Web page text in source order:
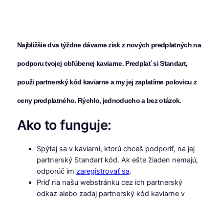
Najbližšie dva týždne dávame zisk z nových predplatných na
podporu tvojej obľúbenej kaviarne. Predplať si Standart,
použi partnerský kód kaviarne a my jej zaplatíme polovicu z
ceny predplatného. Rýchlo, jednoducho a bez otázok.
Ako to funguje:
Spýtaj sa v kaviarni, ktorú chceš podporiť, na jej
partnerský Standart kód. Ak ešte žiaden nemajú,
odporúč im zaregistrovať sa.
Príď na našu webstránku cez ich partnerský
odkaz alebo zadaj partnerský kód kaviarne v